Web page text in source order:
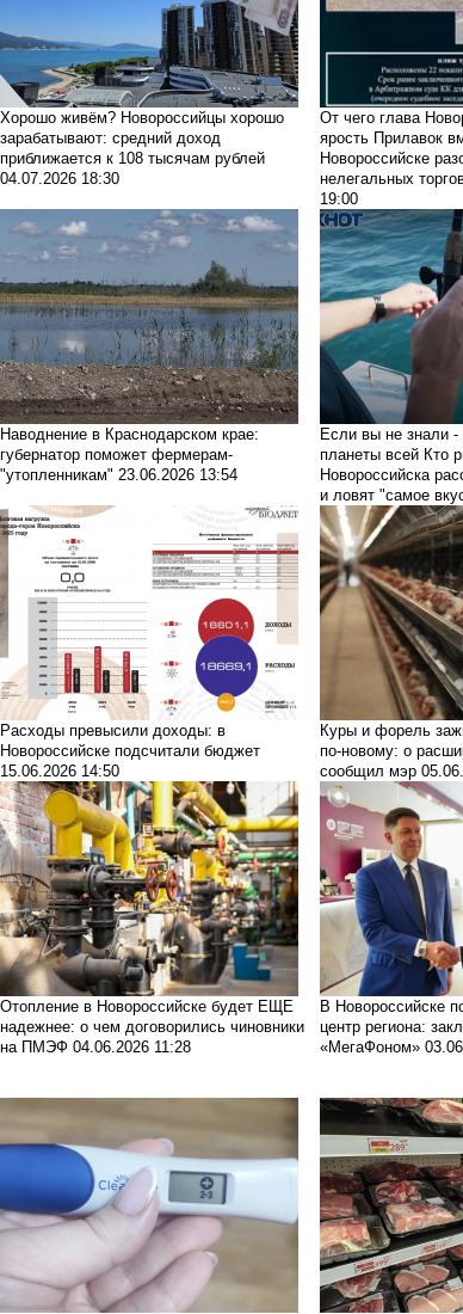
Хорошо живём? Новороссийцы хорошо
зарабатывают: средний доход
приближается к 108 тысячам рублей
04.07.2026 18:30
От чего глава
ярость Прилавок
Новороссийске
нелегальных
19:00
Наводнение в Краснодарском крае:
губернатор поможет фермерам-
"утопленникам" 23.06.2026 13:54
Если вы не знали -
планеты всей Кто
Новороссийска
и ловят "самое
Расходы превысили доходы: в
Новороссийске подсчитали бюджет
15.06.2026 14:50
Куры и форель
по-новому: о
сообщил мэр
Отопление в Новороссийске будет ЕЩЕ
надежнее: о чем договорились чиновники
на ПМЭФ 04.06.2026 11:28
В Новороссийске
центр региона:
«МегаФоном»